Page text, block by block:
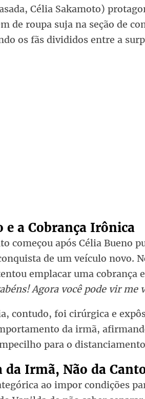
Célia Sakamoto)
de roupa suja na seção de
os fãs divididos entre a
e a Cobrança Irônica
começou após Célia Bueno
de um veículo novo.
emplacar uma cobrança
Agora você pode vir me
contudo, foi cirúrgica e
da irmã,
para o
da Irmã, Não da
ao impor condições